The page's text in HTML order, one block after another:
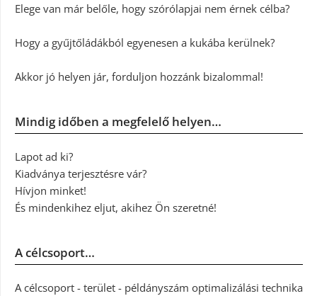
Elege van már belőle, hogy szórólapjai nem érnek célba?
Hogy a gyűjtőládákból egyenesen a kukába kerülnek?
Akkor jó helyen jár, forduljon hozzánk bizalommal!
Mindig időben a megfelelő helyen…
Lapot ad ki?
Kiadványa terjesztésre vár?
Hívjon minket!
És mindenkihez eljut, akihez Ön szeretné!
A célcsoport…
A célcsoport - terület - példányszám optimalizálási technika